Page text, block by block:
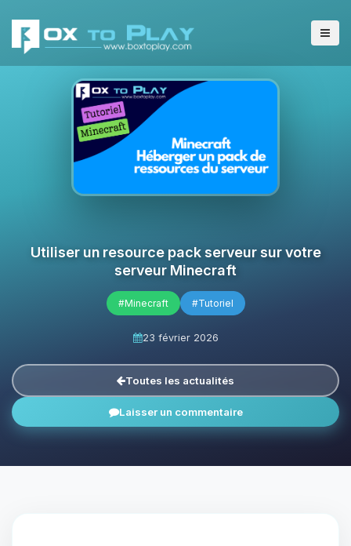
Utiliser un resource pack serveur sur votre
serveur Minecraft
#Minecraft #Tutoriel
23 février 2026
Toutes les actualités
Laisser un commentaire